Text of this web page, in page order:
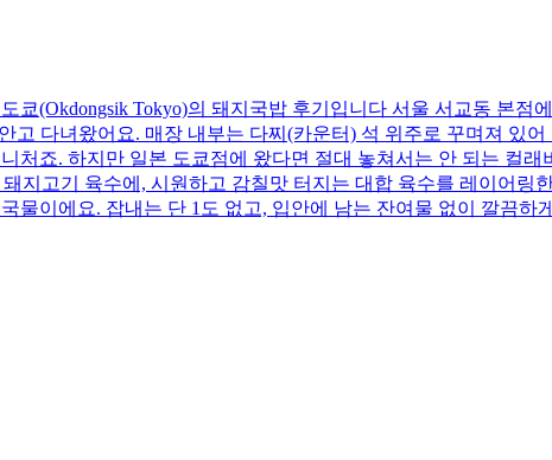
쿄(Okdongsik Tokyo)의 돼지국밥 후기입니다 서울 서교동 본점
다녀왔어요. 매장 내부는 다찌(카운터) 석 위주로 꾸며져 있
처죠. 하지만 일본 도쿄점에 왔다면 절대 놓쳐서는 안 되는 컬
지고기 육수에, 시원하고 감칠맛 터지는 대합 육수를 레이어링
물이에요. 잡내는 단 1도 없고, 입안에 남는 잔여물 없이 깔끔